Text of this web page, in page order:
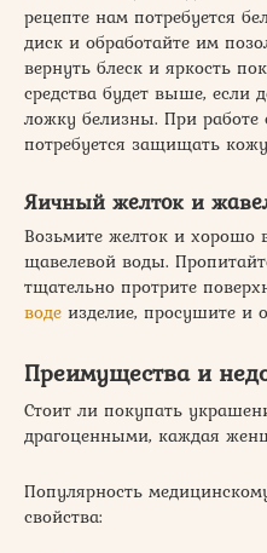
рецепте нам потребуется
диск и обработайте им
вернуть блеск и яркость
средства будет выше, если
ложку белизны. При работе
потребуется защищать
Яичный желток и
Возьмите желток и хорошо
щавелевой воды.
тщательно протрите
воде изделие, просушите и
Преимущества и
Стоит ли покупать
драгоценными, каждая
Популярность
свойства: